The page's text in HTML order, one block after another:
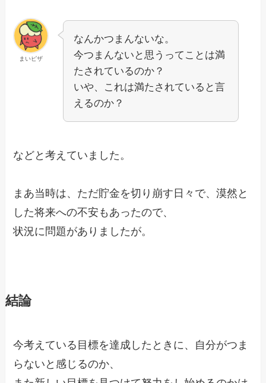
まいピザ
なんかつまんないな。
今つまんないと思うってことは満
たされているのか？
いや、これは満たされていると言
えるのか？
などと考えていました。
まあ当時は、ただ貯金を切り崩す日々で、漠然と
した将来への不安もあったので、
状況に問題がありましたが。
結論
今考えている目標を達成したときに、自分がつま
らないと感じるのか、